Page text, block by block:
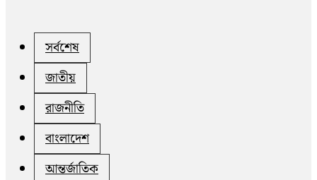
সর্বশেষ
জাতীয়
রাজনীতি
বাংলাদেশ
আন্তর্জাতিক